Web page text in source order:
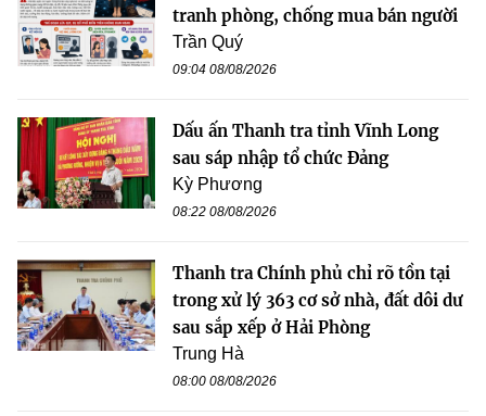
tranh phòng, chống mua bán người
Trần Quý
09:04 08/08/2026
Dấu ấn Thanh tra tỉnh Vĩnh Long
sau sáp nhập tổ chức Đảng
Kỳ Phương
08:22 08/08/2026
Thanh tra Chính phủ chỉ rõ tồn tại
trong xử lý 363 cơ sở nhà, đất dôi dư
sau sắp xếp ở Hải Phòng
Trung Hà
08:00 08/08/2026